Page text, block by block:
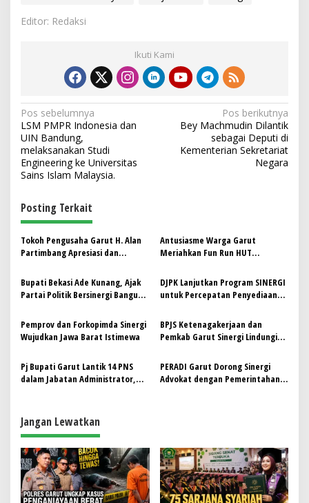
Editor: Redaksi
Ikuti Kami
N
a
v
i
a
s
i
o
Pos sebelumnya
LSM PMPR Indonesia dan
UIN Bandung,
melaksanakan Studi
Engineering ke Universitas
Sains Islam Malaysia.
Pos berikutnya
Bey Machmudin Dilantik
sebagai Deputi di
Kementerian Sekretariat
Negara
Posting Terkait
Tokoh Pengusaha Garut H. Alan
Partimbang Apresiasi dan
Bersinergi dengan BULOG
Antusiasme Warga Garut
Meriahkan Fun Run HUT
Apresiasi Sinergi Polri dan
Masyarakat
Bupati Bekasi Ade Kunang, Ajak
Partai Politik Bersinergi Bangun
DJPK Lanjutkan Program SINERGI
untuk Percepatan Penyediaan
Pemprov dan Forkopimda Sinergi
Wujudkan Jawa Barat Istimewa
BPJS Ketenagakerjaan dan
Pemkab Garut Sinergi Lindungi
Dana DBHCHT
Pj Bupati Garut Lantik 14 PNS
dalam Jabatan Administrator,
PERADI Garut Dorong Sinergi
Advokat dengan Pemerintahan
Jangan Lewatkan